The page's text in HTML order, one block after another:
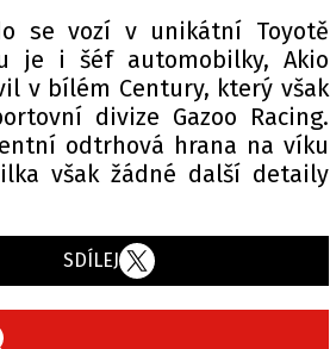
se vozí v unikátní Toyotě
je i šéf automobilky, Akio
v bílém Century, který však
divize Gazoo Racing.
odtrhová hrana na víku
však žádné další detaily
SDÍLEJ